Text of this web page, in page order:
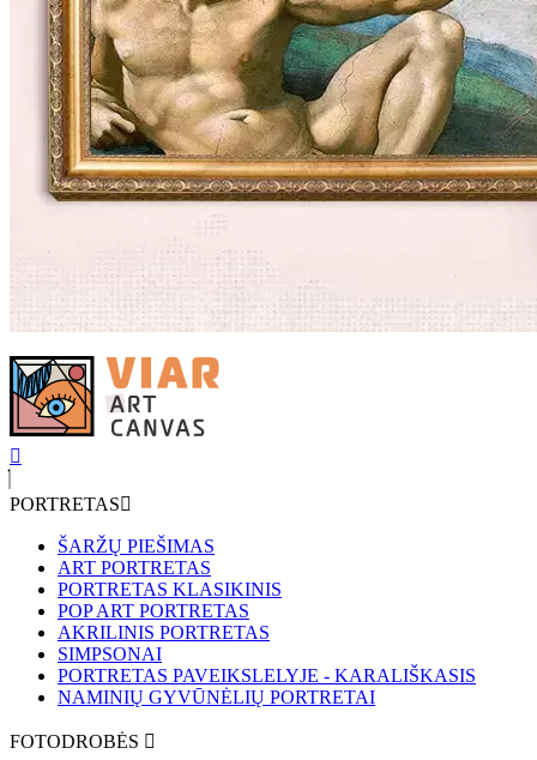
PORTRETAS
ŠARŽŲ PIEŠIMAS
ART PORTRETAS
PORTRETAS KLASIKINIS
POP ART PORTRETAS
AKRILINIS PORTRETAS
SIMPSONAI
PORTRETAS PAVEIKSLELYJE - KARALIŠKASIS
NAMINIŲ GYVŪNĖLIŲ PORTRETAI
FOTODROBĖS